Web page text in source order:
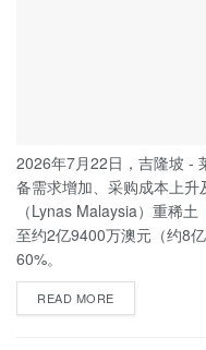
2026年7月22日，吉隆坡 -
备需求增加、采购成本上
（Lynas Malaysia）重稀
至约2亿9400万澳元（约8
60%。
READ MORE